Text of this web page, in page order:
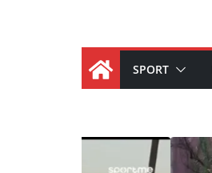
SPORT